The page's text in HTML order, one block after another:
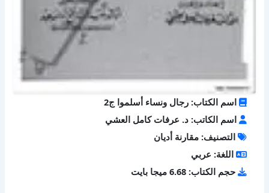
اسم الكتاب: رجال ونساء أسلموا ج2
اسم الكاتب: د. عرفات كامل العشي
التصنيف: مقارنة أديان
اللغة: عربي
حجم الكتاب: 6.68 ميجا بايت